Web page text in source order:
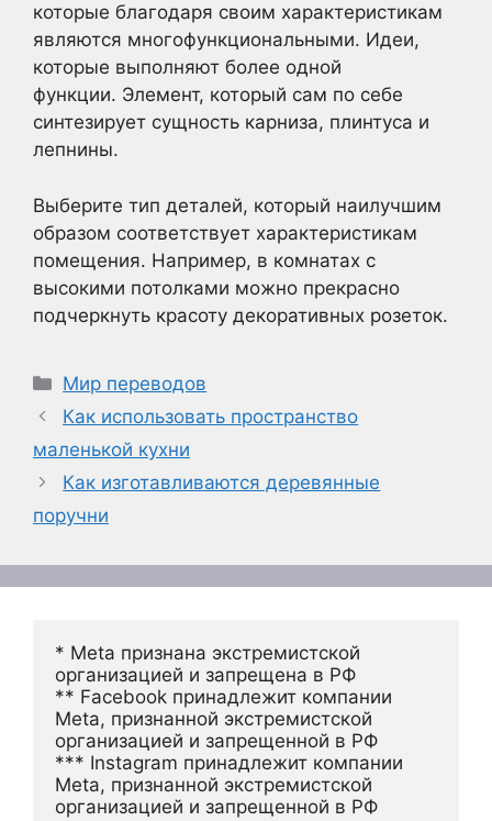
которые благодаря своим характеристикам
являются многофункциональными. Идеи,
которые выполняют более одной
функции. Элемент, который сам по себе
синтезирует сущность карниза, плинтуса и
лепнины.
Выберите тип деталей, который наилучшим
образом соответствует характеристикам
помещения. Например, в комнатах с
высокими потолками можно прекрасно
подчеркнуть красоту декоративных розеток.
Рубрики
Мир переводов
Как использовать пространство
маленькой кухни
Как изготавливаются деревянные
поручни
* Meta признана экстремистской
организацией и запрещена в РФ
** Facebook принадлежит компании
Meta, признанной экстремистской
организацией и запрещенной в РФ
*** Instagram принадлежит компании
Meta, признанной экстремистской
организацией и запрещенной в РФ